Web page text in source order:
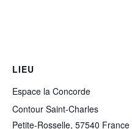
LIEU
Espace la Concorde
Contour Saint-Charles
Petite-Rosselle, 57540 France